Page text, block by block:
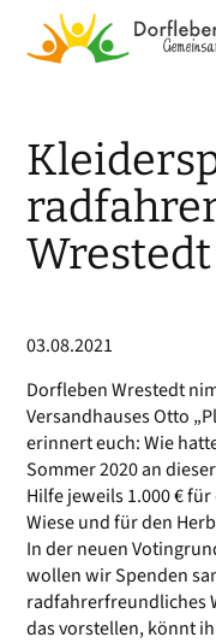
Wrestedt
03.08.2021
Dorfleben Wrestedt
Versandhauses Otto
erinnert euch: Wie
Sommer 2020 an
Hilfe jeweils 1.000 €
Wiese und für den
In der neuen
wollen wir Spenden
radfahrerfreundliches
das vorstellen, könnt